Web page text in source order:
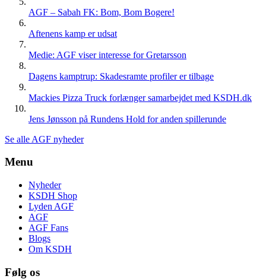
AGF – Sabah FK: Bom, Bom Bogere!
Aftenens kamp er udsat
Medie: AGF viser interesse for Gretarsson
Dagens kamptrup: Skadesramte profiler er tilbage
Mackies Pizza Truck forlænger samarbejdet med KSDH.dk
Jens Jønsson på Rundens Hold for anden spillerunde
Se alle AGF nyheder
Menu
Nyheder
KSDH Shop
Lyden AGF
AGF
AGF Fans
Blogs
Om KSDH
Følg os